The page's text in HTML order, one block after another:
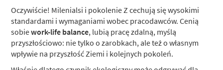
Oczywiście! Milenialsi i pokolenie Z cechują się wysokimi
standardami i wymaganiami wobec pracodawców. Cenią
sobiework-life balance, lubią pracę zdalną, myślą
przyszłościowo: nie tylko o zarobkach, ale też o własnym
wpływie na przyszłość Ziemi i kolejnych pokoleń.